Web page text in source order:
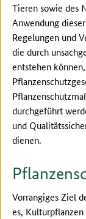
Tieren sowie des
Anwendung
Regelungen und
die durch
entstehen
durchgeführt
und
dienen.
Vorrangiges Ziel
es,